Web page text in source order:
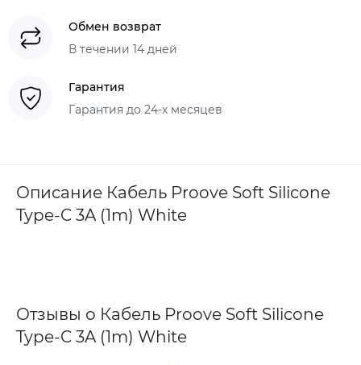
Обмен возврат
В течении 14 дней
Гарантия
Гарантия до 24-х месяцев
Описание Кабель Proove Soft Silicone
Type-C 3A (1m) White
Отзывы о Кабель Proove Soft Silicone
Type-C 3A (1m) White